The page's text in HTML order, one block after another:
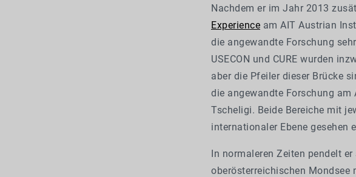
Nachdem er im Jahr 2013
Experience am AIT Austrian
die angewandte Forschung
USECON und CURE wurden
aber die Pfeiler dieser Brücke
die angewandte Forschung am
Tscheligi. Beide Bereiche mit
internationaler Ebene gesehen
In normaleren Zeiten pendelt
oberösterreichischen Mondsee